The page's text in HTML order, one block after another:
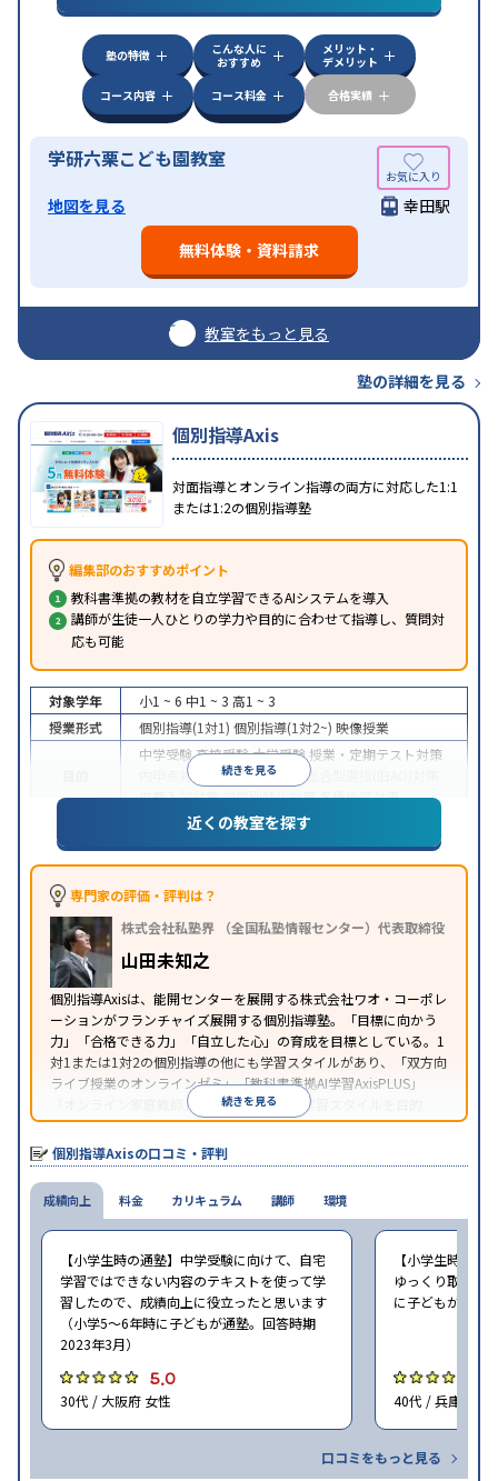
塾の特徴
こんな人に
おすすめ
メリット・
デメリット
コース内容
コース料金 合格実績
学研六栗こども園教室
地図を見る
幸田駅
無料体験・資料請求
教室をもっと見る
塾の詳細を見る
個別指導Axis
対面指導とオンライン指導の両方に対応した1:1
または1:2の個別指導塾
編集部のおすすめポイント
教科書準拠の教材を自立学習できるAIシステムを導入
講師が生徒一人ひとりの学力や目的に合わせて指導し、質問対
応も可能
続きを見る
対象学年 小1 ~ 6 中1 ~ 3 高1 ~ 3
授業形式
個別指導(1対1) 個別指導(1対2~) 映像授業
中学受験高校受験大学受験 授業・定期テスト対策
内申点対策
学習習慣の定着
総合型選抜(旧AO)対策
推薦入試対策学校別特化対策各種検定対策
特徴
授業の振替可能学習にPC・タブレットを利用
ライン対応1科目から受講可能季節講習のみの受講
可
※2023年3月調査。小学校高学年の個別指導塾アンケート調査方法
近くの教室を探す
専門家の評価・評判は？
株式会社私塾界 （全国私塾情報センター）代表取締役
山田未知之
個別指導Axisは、能開センターを展開する株式会社ワオ・コーポレ
ーションがフランチャイズ展開する個別指導塾。「目標に向かう
力」「合格できる力」「自立した心」の育成を目標としている。1
対1または1対2の個別指導の他にも学習スタイルがあり、「双方向
ライブ授業のオンラインゼミ」「教科書準拠AI学習AxisPLUS」
「オンライン家庭教師」など、さまざまな学習スタイルを目的
別・科目別に選択することができる。
続きを見る
個別指導Axisの口コミ・評判
成績向上
【小学生時の通塾】中学受験に向けて、自宅
学習ではできない内容のテキストを使って学
習したので、成績向上に役立ったと思います
（小学5〜6年時に子どもが通塾。回答時期
2023年3月）
5.0
30代 / 大阪府 女性
【小学生時の通
ゆっくり取り組
に子どもが通塾
40代 / 兵庫県 女
口コミをもっと見る
料金 カリキュラム 講師 環境